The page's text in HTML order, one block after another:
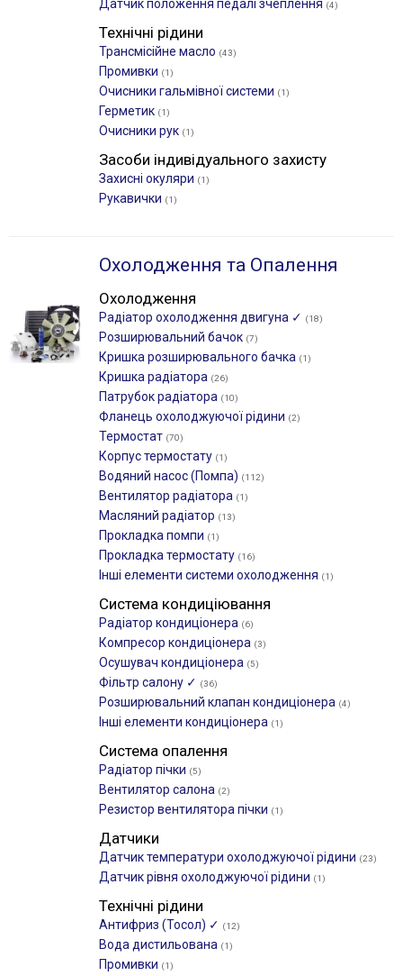
Датчик положення педалі зчеплення (4)
Технічні рідини
Трансмісійне масло (43)
Промивки (1)
Очисники гальмівної системи (1)
Герметик (1)
Очисники рук (1)
Засоби індивідуального захисту
Захисні окуляри (1)
Рукавички (1)
Охолодження та Опалення
Охолодження
Радіатор охолодження двигуна ✓ (18)
Розширювальний бачок (7)
Кришка розширювального бачка (1)
Кришка радіатора (26)
Патрубок радіатора (10)
Фланець охолоджуючої рідини (2)
Термостат (70)
Корпус термостату (1)
Водяний насос (Помпа) (112)
Вентилятор радіатора (1)
Масляний радіатор (13)
Прокладка помпи (1)
Прокладка термостату (16)
Інші елементи системи охолодження (1)
Система кондиціювання
Радіатор кондиціонера (6)
Компресор кондиціонера (3)
Осушувач кондиціонера (5)
Фільтр салону ✓ (36)
Розширювальний клапан кондиціонера (4)
Інші елементи кондиціонера (1)
Система опалення
Радіатор пічки (5)
Вентилятор салона (2)
Резистор вентилятора пічки (1)
Датчики
Датчик температури охолоджуючої рідини (23)
Датчик рівня охолоджуючої рідини (1)
Технічні рідини
Антифриз (Тосол) ✓ (12)
Вода дистильована (1)
Промивки (1)